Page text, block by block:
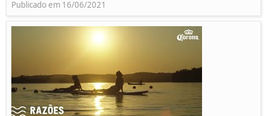
Publicado em 16/06/2021